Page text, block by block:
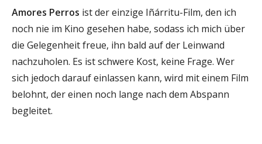
Amores Perros ist der einzige Iñárritu-Film, den ich
noch nie im Kino gesehen habe, sodass ich mich über
die Gelegenheit freue, ihn bald auf der Leinwand
nachzuholen. Es ist schwere Kost, keine Frage. Wer
sich jedoch darauf einlassen kann, wird mit einem Film
belohnt, der einen noch lange nach dem Abspann
begleitet.